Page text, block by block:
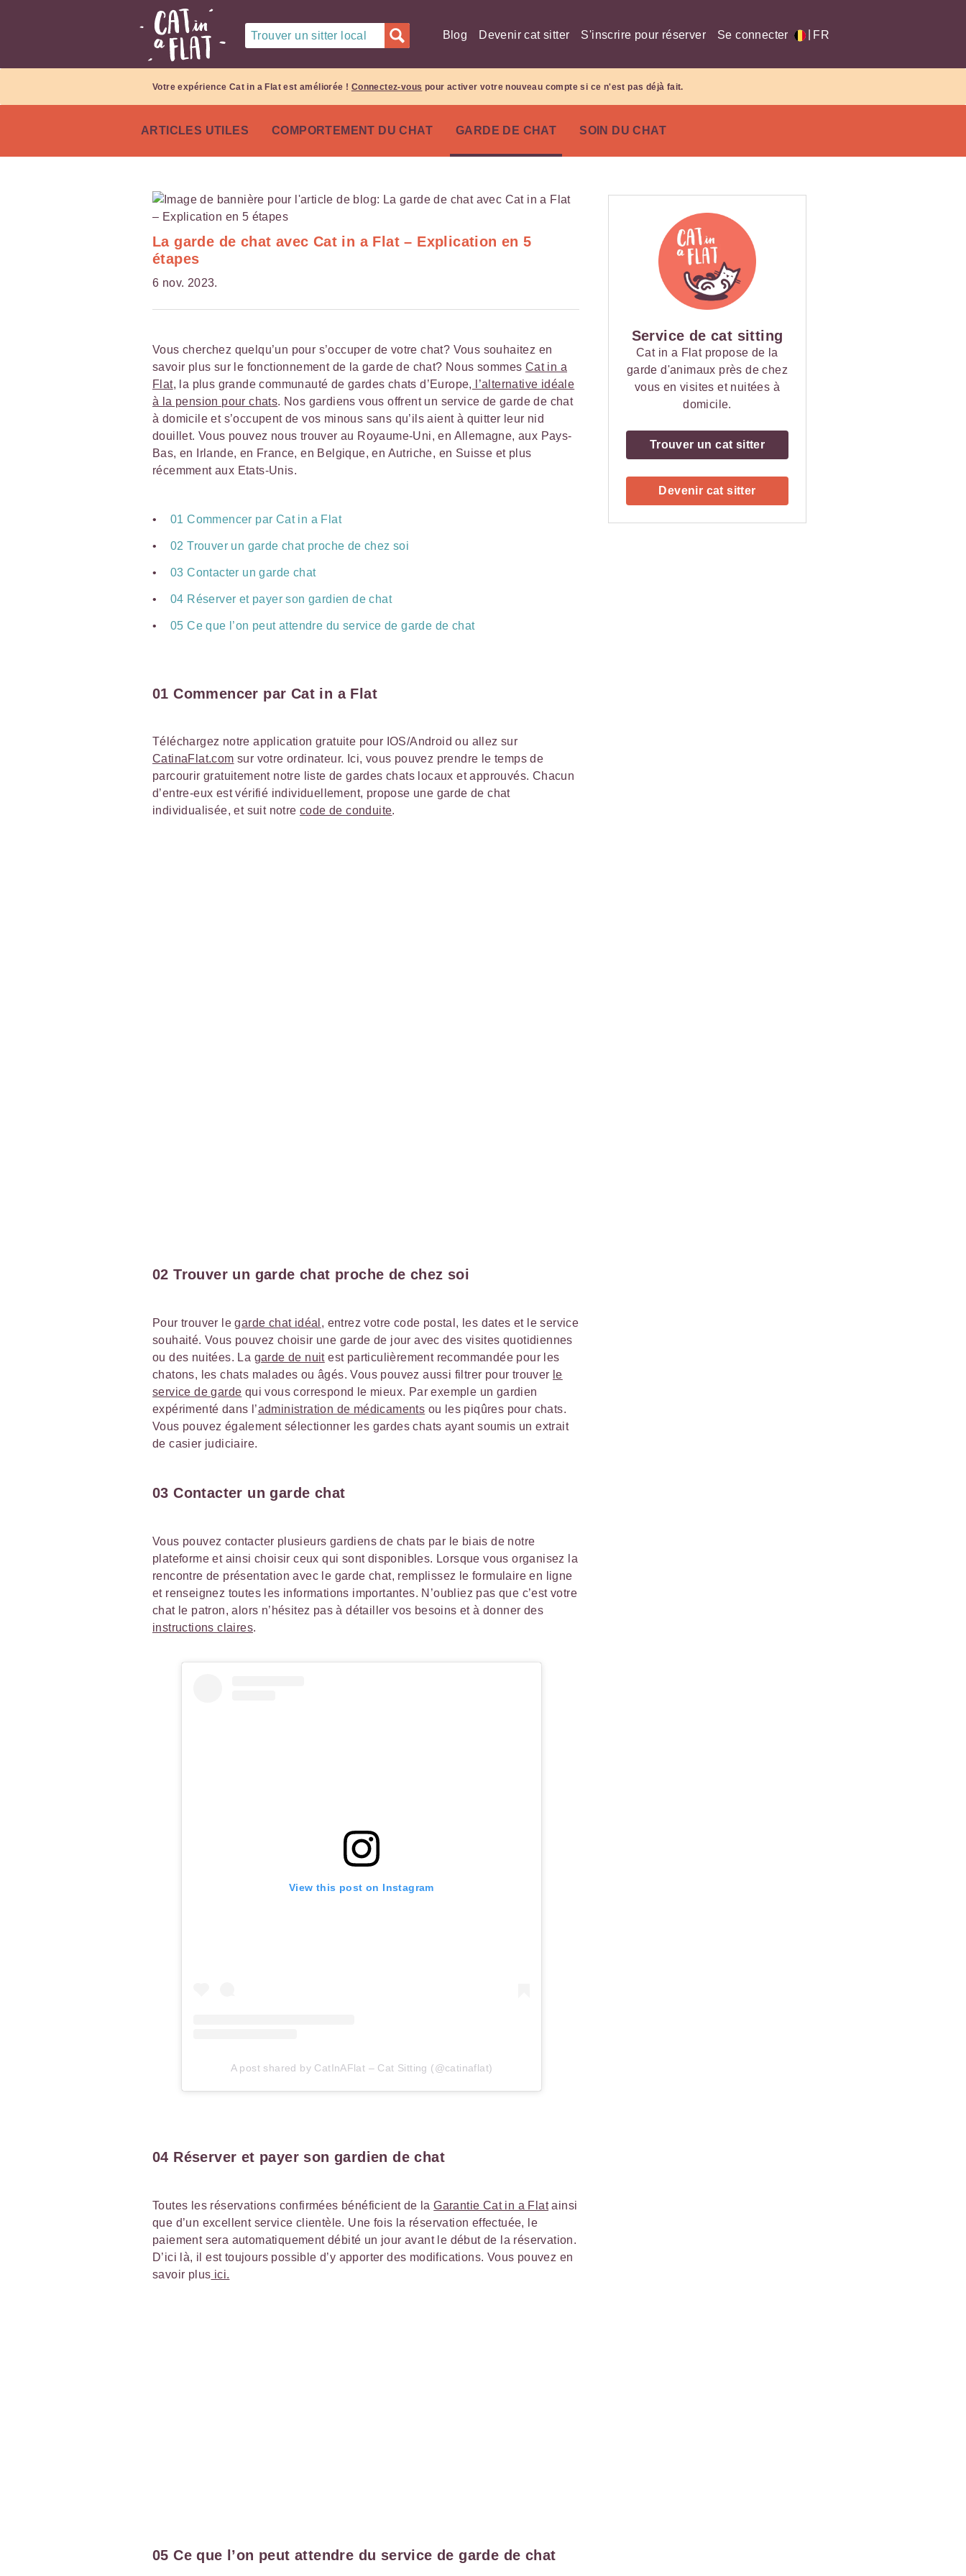
Trouver un sitter local Blog Devenir cat sitter S'inscrire pour réserver Se connecter FR
Votre expérience Cat in a Flat est améliorée ! Connectez-vous pour activer votre nouveau compte si ce n'est pas déjà fait.
ARTICLES UTILES COMPORTEMENT DU CHAT GARDE DE CHAT SOIN DU CHAT
La garde de chat avec Cat in a Flat – Explication en 5
étapes
6 nov. 2023.
Vous cherchez quelqu’un pour s’occuper de votre chat? Vous souhaitez en
savoir plus sur le fonctionnement de la garde de chat? Nous sommes Cat in a
Flat, la plus grande communauté de gardes chats d’Europe,
l’alternative idéale
à la pension pour chats. Nos gardiens vous offrent un service de garde de chat
à domicile et s’occupent de vos minous sans qu’ils aient à quitter leur nid
douillet. Vous pouvez nous trouver au Royaume-Uni, en Allemagne, aux Pays-
Bas, en Irlande, en France, en Belgique, en Autriche, en Suisse et plus
récemment aux Etats-Unis.
01 Commencer par Cat in a Flat
02 Trouver un garde chat proche de chez soi
03 Contacter un garde chat
04 Réserver et payer son gardien de chat
05 Ce que l’on peut attendre du service de garde de chat
01 Commencer par Cat in a Flat
Téléchargez notre application gratuite pour IOS/Android ou allez sur
CatinaFlat.com sur votre ordinateur. Ici, vous pouvez prendre le temps de
parcourir gratuitement notre liste de gardes chats locaux et approuvés. Chacun
d’entre-eux est vérifié individuellement, propose une garde de chat
individualisée, et suit notre code de conduite.
02 Trouver un garde chat proche de chez soi
Pour trouver legarde chat idéal , entrez votre code postal, les dates et le service
souhaité. Vous pouvez choisir une garde de jour avec des visites quotidiennes
ou des nuitées. La garde de nuitest particulièrement recommandée pour les
chatons, les chats malades ou âgés. Vous pouvez aussi filtrer pour trouver le
service de garde qui vous correspond le mieux. Par exemple un gardien
expérimenté dans l’administration de médicaments ou les piqûres pour chats.
Vous pouvez également sélectionner les gardes chats ayant soumis un extrait
de casier judiciaire.
03 Contacter un garde chat
Vous pouvez contacter plusieurs gardiens de chats par le biais de notre
plateforme et ainsi choisir ceux qui sont disponibles. Lorsque vous organisez la
rencontre de présentation avec le garde chat, remplissez le formulaire en ligne
et renseignez toutes les informations importantes. N’oubliez pas que c’est votre
chat le patron, alors n’hésitez pas à détailler vos besoins et à donner des
instructions claires.
View this post on Instagram
A post shared by CatInAFlat – Cat Sitting (@catinaflat)
04 Réserver et payer son gardien de chat
Toutes les réservations confirmées bénéficient de laGarantie Cat in a Flatainsi
que d’un excellent service clientèle. Une fois la réservation effectuée, le
paiement sera automatiquement débité un jour avant le début de la réservation.
D’ici là, il est toujours possible d’y apporter des modifications. Vous pouvez en
savoir plus ici.
05 Ce que l’on peut attendre du service de garde de chat
Service de cat sitting
Cat in a Flat propose de la
garde d'animaux près de chez
vous en visites et nuitées à
domicile.
Trouver un cat sitter
Devenir cat sitter